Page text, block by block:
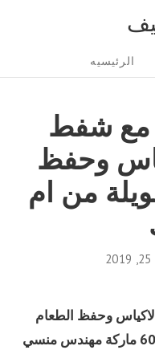
الرئيسيه
مع شفط
وحفظ
من ام
وحفظ الطعام